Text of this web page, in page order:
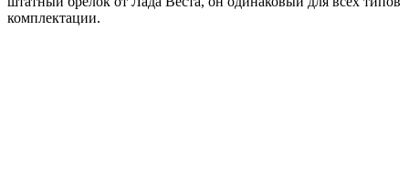
комплектации.